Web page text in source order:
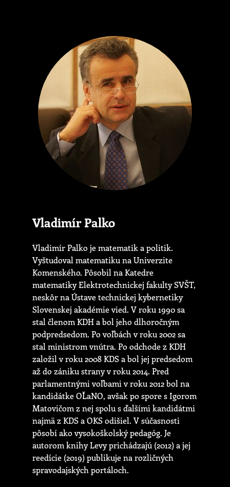
Vladimír Palko
Vladimír Palko je matematik a politik.
Vyštudoval matematiku na Univerzite
Komenského. Pôsobil na Katedre
matematiky Elektrotechnickej fakulty SVŠT,
neskôr na Ústave technickej kybernetiky
Slovenskej akadémie vied. V roku 1990 sa
stal členom KDH a bol jeho dlhoročným
podpredsedom. Po voľbách v roku 2002 sa
stal ministrom vnútra. Po odchode z KDH
založil v roku 2008 KDS a bol jej predsedom
až do zániku strany v roku 2014. Pred
parlamentnými voľbami v roku 2012 bol na
kandidátke OĽaNO, avšak po spore s Igorom
Matovičom z nej spolu s ďalšími kandidátmi
najmä z KDS a OKS odišiel. V súčasnosti
pôsobí ako vysokoškolský pedagóg. Je
autorom knihy Levy prichádzajú (2012) a jej
reedície (2019) publikuje na rozličných
spravodajských portáloch.